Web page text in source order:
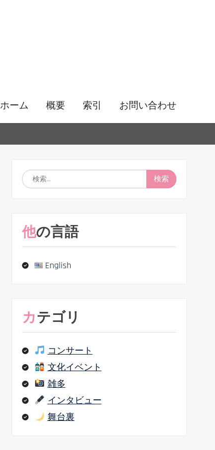
ホーム 概要 索引 お問い合わせ
検
索:
他の言語
English
カテゴリ
コンサート
文化イベント
雑多
インタビュー
舞台裏